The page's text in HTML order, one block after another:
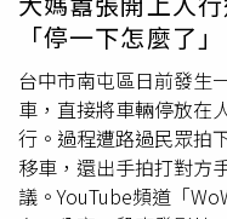
經中山東路往三民路方
又撞上同向的Toyota轎
店家櫥窗玻璃碎裂。警
恍惚、手指抖動，員警
液快篩後確認其呈陽性
不知來源，警方訊後將
法》公共危險罪嫌移送
「停一下怎麼了
台中市南屯區日前發生
車，直接將車輛停放在
行。過程遭路過民眾拍
移車，還出手拍打對方
議。YouTube頻道「